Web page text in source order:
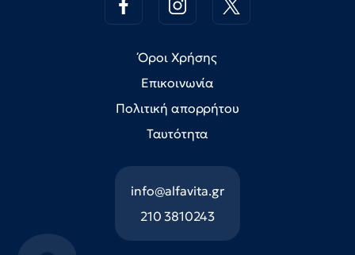
Όροι Χρήσης
Επικοινωνία
Πολιτική απορρήτου
Ταυτότητα
info@alfavita.gr
210 3810243